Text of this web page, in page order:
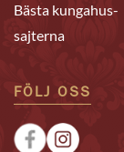
Bästa kungahus-
sajterna
FÖLJ OSS